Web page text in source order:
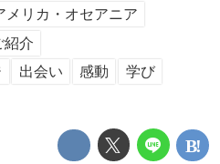
メリカ・オセアニア
紹介
出会い 感動
学び